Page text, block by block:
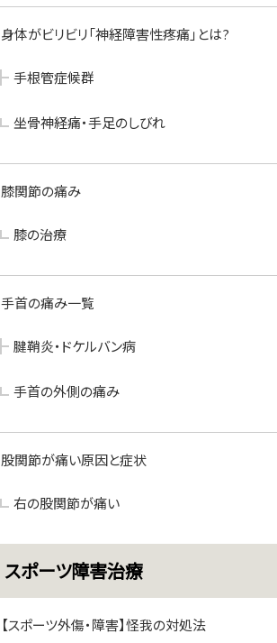
身体がビリビリ「神経障害性疼痛」とは?
手根管症候群
坐骨神経痛・手足のしびれ
膝関節の痛み
膝の治療
手首の痛み一覧
腱鞘炎・ドケルバン病
手首の外側の痛み
股関節が痛い原因と症状
右の股関節が痛い
スポーツ障害治療
【スポーツ外傷・障害】怪我の対処法